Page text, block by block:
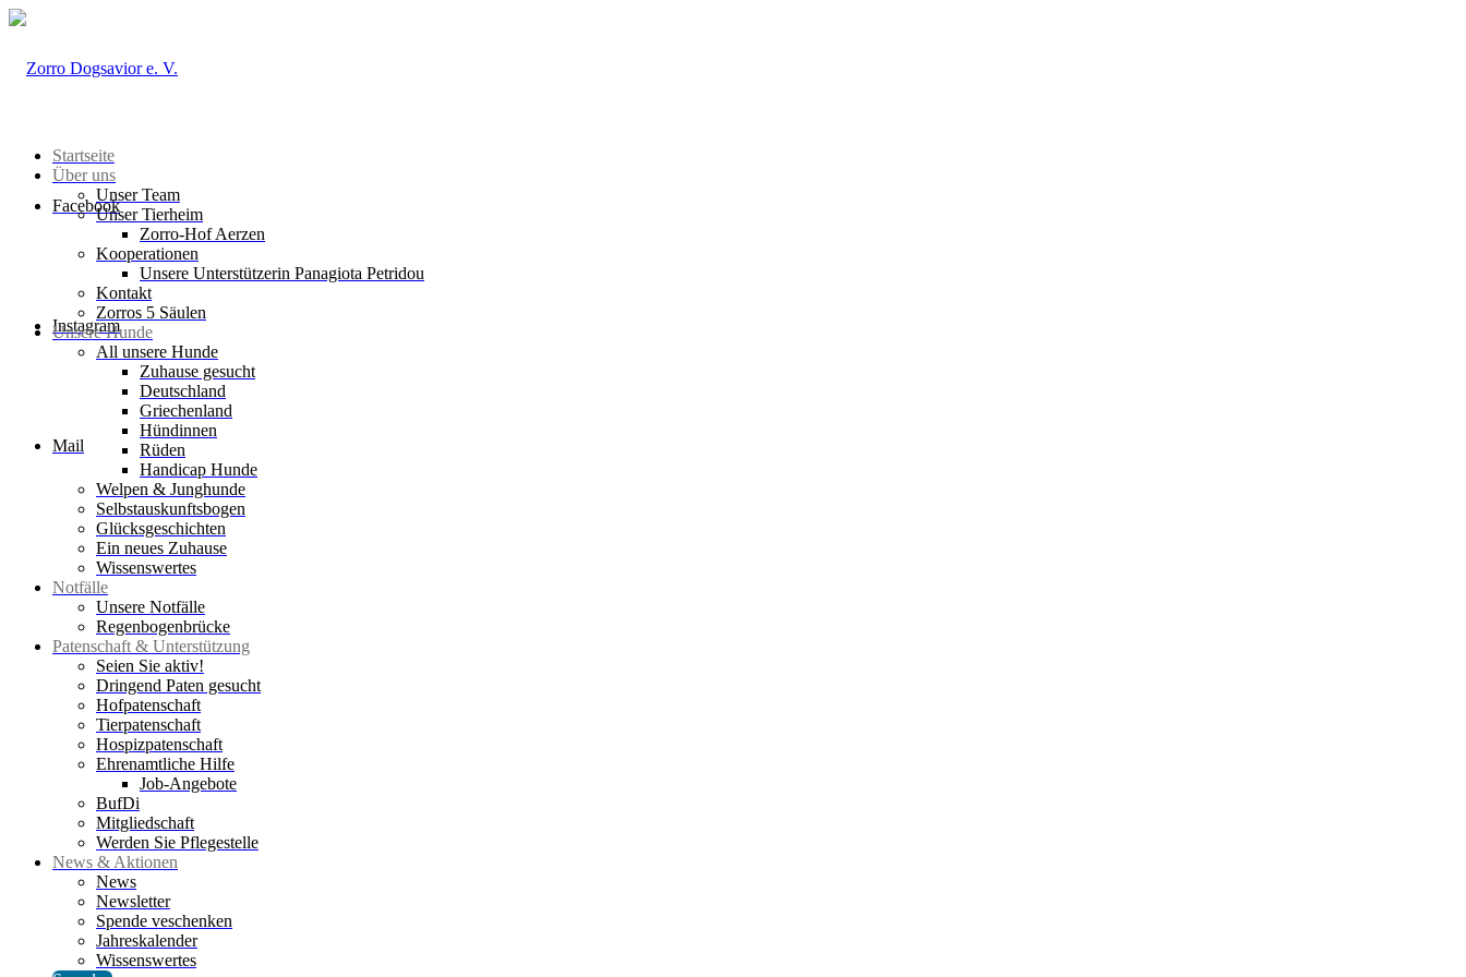
Facebook
Instagram
Mail
Startseite
Über uns
Unser Team
Unser Tierheim
Zorro-Hof Aerzen
Kooperationen
Unsere Unterstützerin Panagiota Petridou
Kontakt
Zorros 5 Säulen
Unsere Hunde
All unsere Hunde
Zuhause gesucht
Deutschland
Griechenland
Hündinnen
Rüden
Handicap Hunde
Welpen & Junghunde
Selbstauskunftsbogen
Glücksgeschichten
Ein neues Zuhause
Wissenswertes
Notfälle
Unsere Notfälle
Regenbogenbrücke
Patenschaft & Unterstützung
Seien Sie aktiv!
Dringend Paten gesucht
Hofpatenschaft
Tierpatenschaft
Hospizpatenschaft
Ehrenamtliche Hilfe
Job-Angebote
BufDi
Mitgliedschaft
Werden Sie Pflegestelle
News & Aktionen
News
Newsletter
Spende veschenken
Jahreskalender
Wissenswertes